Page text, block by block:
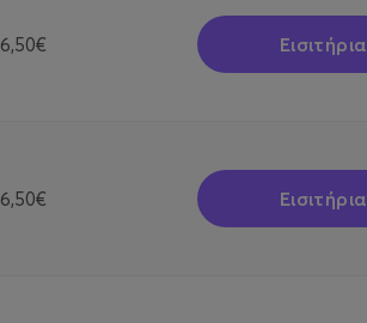
6,50€ Εισιτήρια
6,50€ Εισιτήρια